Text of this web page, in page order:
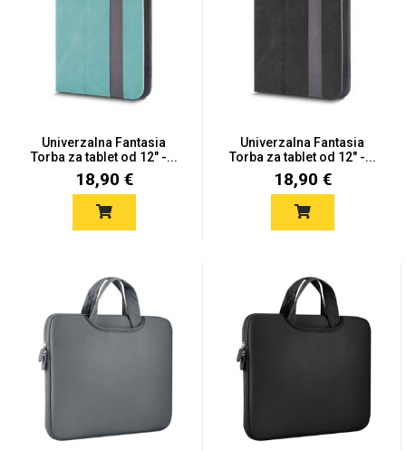
Univerzalna Fantasia
Torba za tablet od 12" -...
18,90 €
Univerzalna Fantasia
Torba za tablet od 12" -...
18,90 €
Sleng Feel Good
Valentinovo
Univerzalne futrole i
Preklopne maskice